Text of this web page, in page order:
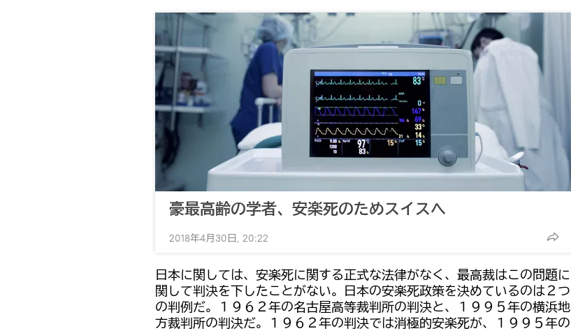
豪最高齢の学者、安楽死のためスイスへ
2018年4月30日, 20:22
日本に関しては、安楽死に関する正式な法律がなく、最高裁はこの問題に
関して判決を下したことがない。日本の安楽死政策を決めているのは２つ
の判例だ。１９６２年の名古屋高等裁判所の判決と、１９９５年の横浜地
方裁判所の判決だ。１９６２年の判決では消極的安楽死が、１９９５年の